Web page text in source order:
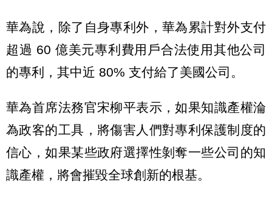
華為說，除了自身專利外，華為累計對外支付
超過 60 億美元專利費用戶合法使用其他公司
的專利，其中近 80% 支付給了美國公司。
華為首席法務官宋柳平表示，如果知識產權淪
為政客的工具，將傷害人們對專利保護制度的
信心，如果某些政府選擇性剝奪一些公司的知
識產權，將會摧毀全球創新的根基。